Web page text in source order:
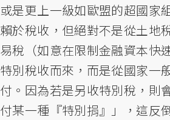
或是更上一級如歐盟的超國家
賴於稅收，但絕對不是從土地
易稅（如意在限制金融資本快
特別稅收而來，而是從國家一
付。因為若是另收特別稅，則
付某一種『特別捐』」，這反